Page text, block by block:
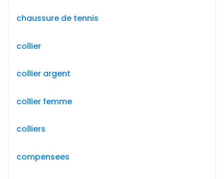
chaussure de tennis
collier
collier argent
collier femme
colliers
compensees